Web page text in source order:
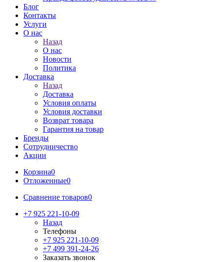
Блог
Контакты
Услуги
О нас
Назад
О нас
Новости
Политика
Доставка
Назад
Доставка
Условия оплаты
Условия доставки
Возврат товара
Гарантия на товар
Бренды
Сотрудничество
Акции
Корзина0
Отложенные0
Сравнение товаров0
+7 925 221-10-09
Назад
Телефоны
+7 925 221-10-09
+7 499 391-24-26
Заказать звонок